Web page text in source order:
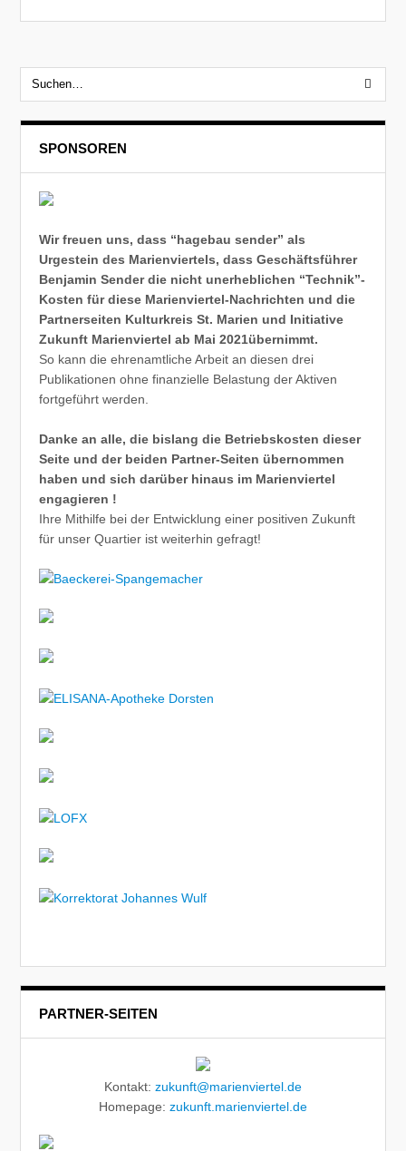
SPONSOREN
Wir freuen uns, dass “hagebau sender” als
Urgestein des Marienviertels, dass Geschäftsführer
Benjamin Sender die nicht unerheblichen “Technik”-
Kosten für diese Marienviertel-Nachrichten und die
Partnerseiten Kulturkreis St. Marien und Initiative
Zukunft Marienviertel ab Mai 2021übernimmt.
So kann die ehrenamtliche Arbeit an diesen drei
Publikationen ohne finanzielle Belastung der Aktiven
fortgeführt werden.
Danke an alle, die bislang die Betriebskosten dieser
Seite und der beiden Partner-Seiten übernommen
haben und sich darüber hinaus im Marienviertel
engagieren !
Ihre Mithilfe bei der Entwicklung einer positiven Zukunft
für unser Quartier ist weiterhin gefragt!
PARTNER-SEITEN
Kontakt: zukunft@marienviertel.de
Homepage: zukunft.marienviertel.de